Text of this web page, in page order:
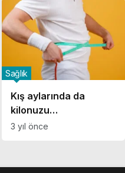
Kış aylarında da
kilonuzu
koruyabilirsiniz! İşte
Sağlık
3 yıl önce